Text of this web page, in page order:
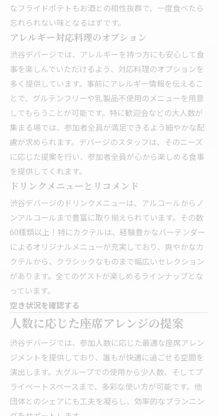
なフライドポテトもお酒との相性抜群で、一度食べたら
忘れられない味となるはずです。
アレルギー対応料理のオプション
渋谷デバージでは、アレルギーを持つ方にも安心して食
事を楽しんでいただけるよう、対応料理のオプションを
多く提供しています。事前にアレルギー情報を伝えるこ
とで、グルテンフリーや乳製品不使用のメニューを用意
してもらうことが可能です。特に歓迎会などの大人数が
集まる場では、参加者全員が満足できるよう細やかな配
慮が求められます。デバージのスタッフは、そのニーズ
に応じた提案を行い、参加者全員が心から楽しめる食事
を提供してくれます。
ドリンクメニューとリコメンド
渋谷デバージのドリンクメニューは、アルコールからノ
ンアルコールまで豊富に取り揃えられています。その数
60種類以上！特にカクテルは、経験豊かなバーテンダー
によるオリジナルメニューが充実しており、爽やかなカ
クテルから、クラシックなものまで幅広いセレクション
があります。全てのゲストが楽しめるラインナップとな
っています。
空き状況を確認する
人数に応じた座席アレンジの提案
渋谷デバージでは、参加人数に応じた最適な座席アレン
ジメントを提供しており、誰もが快適に過ごせる空間を
演出します。大グループでの使用から少人数、そしてプ
ライベートスペースまで、多彩な使い方が可能です。他
団体とのシェアにも工夫を凝らし、効率的なプランニン